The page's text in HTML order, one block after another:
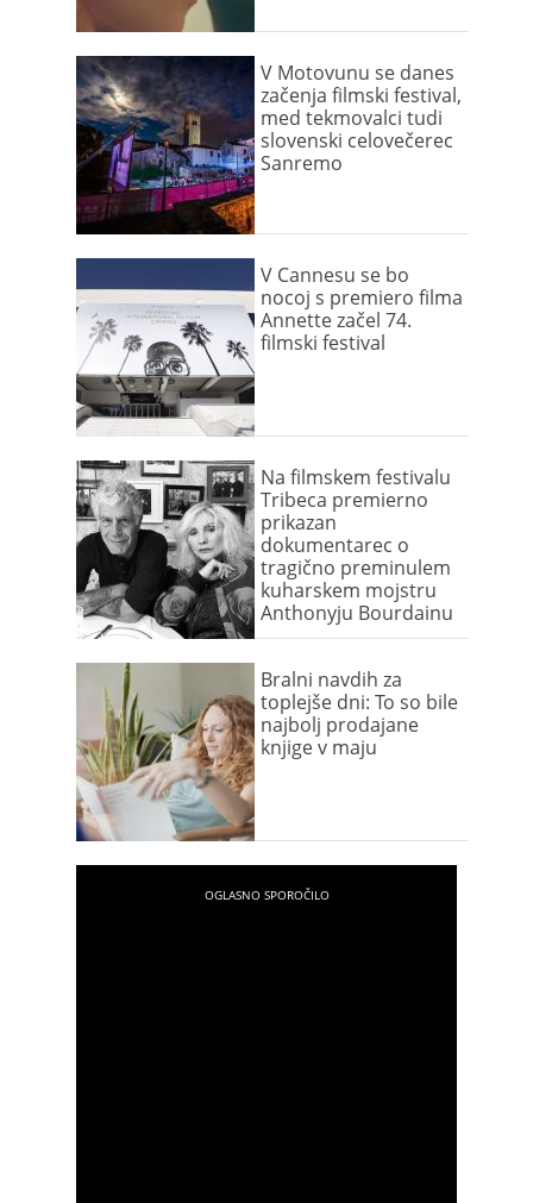
V Motovunu se danes
začenja filmski festival,
med tekmovalci tudi
slovenski celovečerec
Sanremo
V Cannesu se bo
nocoj s premiero filma
Annette začel 74.
filmski festival
Na filmskem festivalu
Tribeca premierno
prikazan
dokumentarec o
tragično preminulem
kuharskem mojstru
Anthonyju Bourdainu
Bralni navdih za
toplejše dni: To so bile
najbolj prodajane
knjige v maju